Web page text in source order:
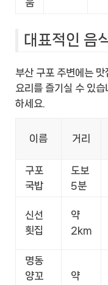
움
대표적인 음
부산 구포 주변에는
요리를 즐기실 수 있
하세요.
이름 거리
구포
국밥
도보
5분
신선
횟집
약
2km
명동
양꼬
약